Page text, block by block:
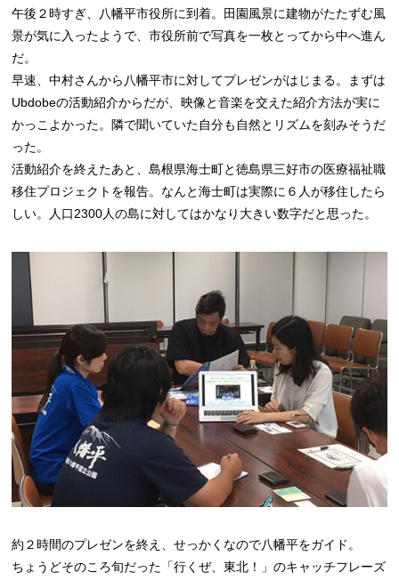
午後２時すぎ、八幡平市役所に到着。田園風景に建物がたたずむ風
景が気に入ったようで、市役所前で写真を一枚とってから中へ進ん
だ。
早速、中村さんから八幡平市に対してプレゼンがはじまる。まずは
Ubdobeの活動紹介からだが、映像と音楽を交えた紹介方法が実に
かっこよかった。隣で聞いていた自分も自然とリズムを刻みそうだ
った。
活動紹介を終えたあと、島根県海士町と徳島県三好市の医療福祉職
移住プロジェクトを報告。なんと海士町は実際に６人が移住したら
しい。人口2300人の島に対してはかなり大きい数字だと思った。
約２時間のプレゼンを終え、せっかくなので八幡平をガイド。
ちょうどそのころ旬だった「行くぜ、東北！」のキャッチフレーズ